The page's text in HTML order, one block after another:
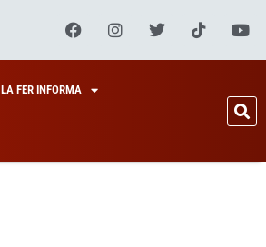
LA FER INFORMA